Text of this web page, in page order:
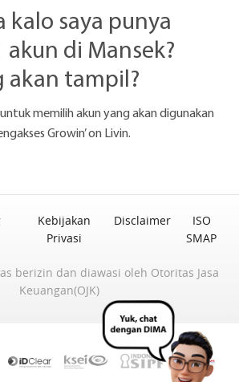
kalo saya punya
di Mansek?
akan tampil?
memilih akun yang akan digunakan
Growin’ on Livin.
Kebijakan
Privasi
Disclaimer
ISO
SMAP
berizin dan diawasi oleh Otoritas Jasa
Keuangan(OJK)